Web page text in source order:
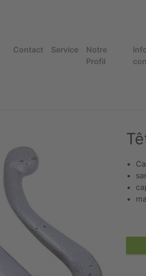
Contact Service
Notre
Profil